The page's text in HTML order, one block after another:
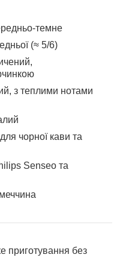
темне
(≈ 5/6)
з теплими нотами
чорної кави та
Senseo та
приготування без